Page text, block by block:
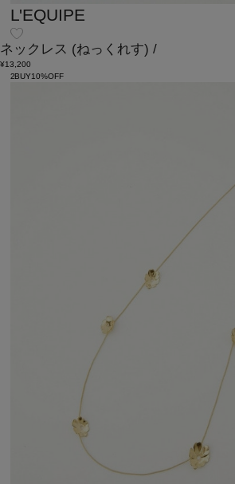
L'EQUIPE
ネックレス (ねっくれす) /
¥13,200
2BUY10%OFF